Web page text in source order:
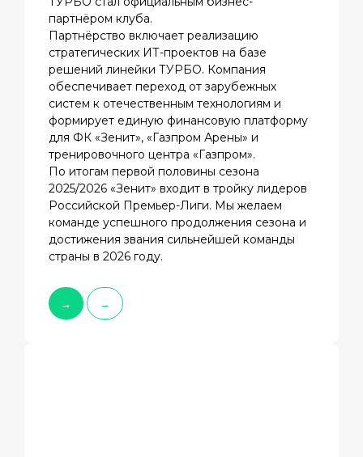
партнёром клуба.
Партнёрство включает реализацию
стратегических ИТ-проектов на базе
решений линейки ТУРБО. Компания
обеспечивает переход от зарубежных
систем к отечественным технологиям и
формирует единую финансовую платформу
для ФК «Зенит», «Газпром Арены» и
тренировочного центра «Газпром».
По итогам первой половины сезона
2025/2026 «Зенит» входит в тройку лидеров
Российской Премьер-Лиги. Мы желаем
команде успешного продолжения сезона и
достижения звания сильнейшей команды
страны в 2026 году.
→ →